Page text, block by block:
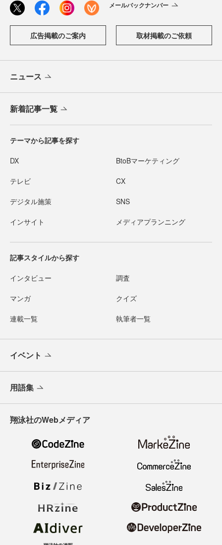
メールバックナンバー
広告掲載のご案内 取材掲載のご依頼
ニュース
新着記事一覧
テーマから記事を探す
DX BtoBマーケティング
テレビ CX
デジタル施策 SNS
インサイト メディアプランニング
記事スタイルから探す
インタビュー 調査
マンガ クイズ
連載一覧 執筆者一覧
イベント
用語集
翔泳社のWebメディア